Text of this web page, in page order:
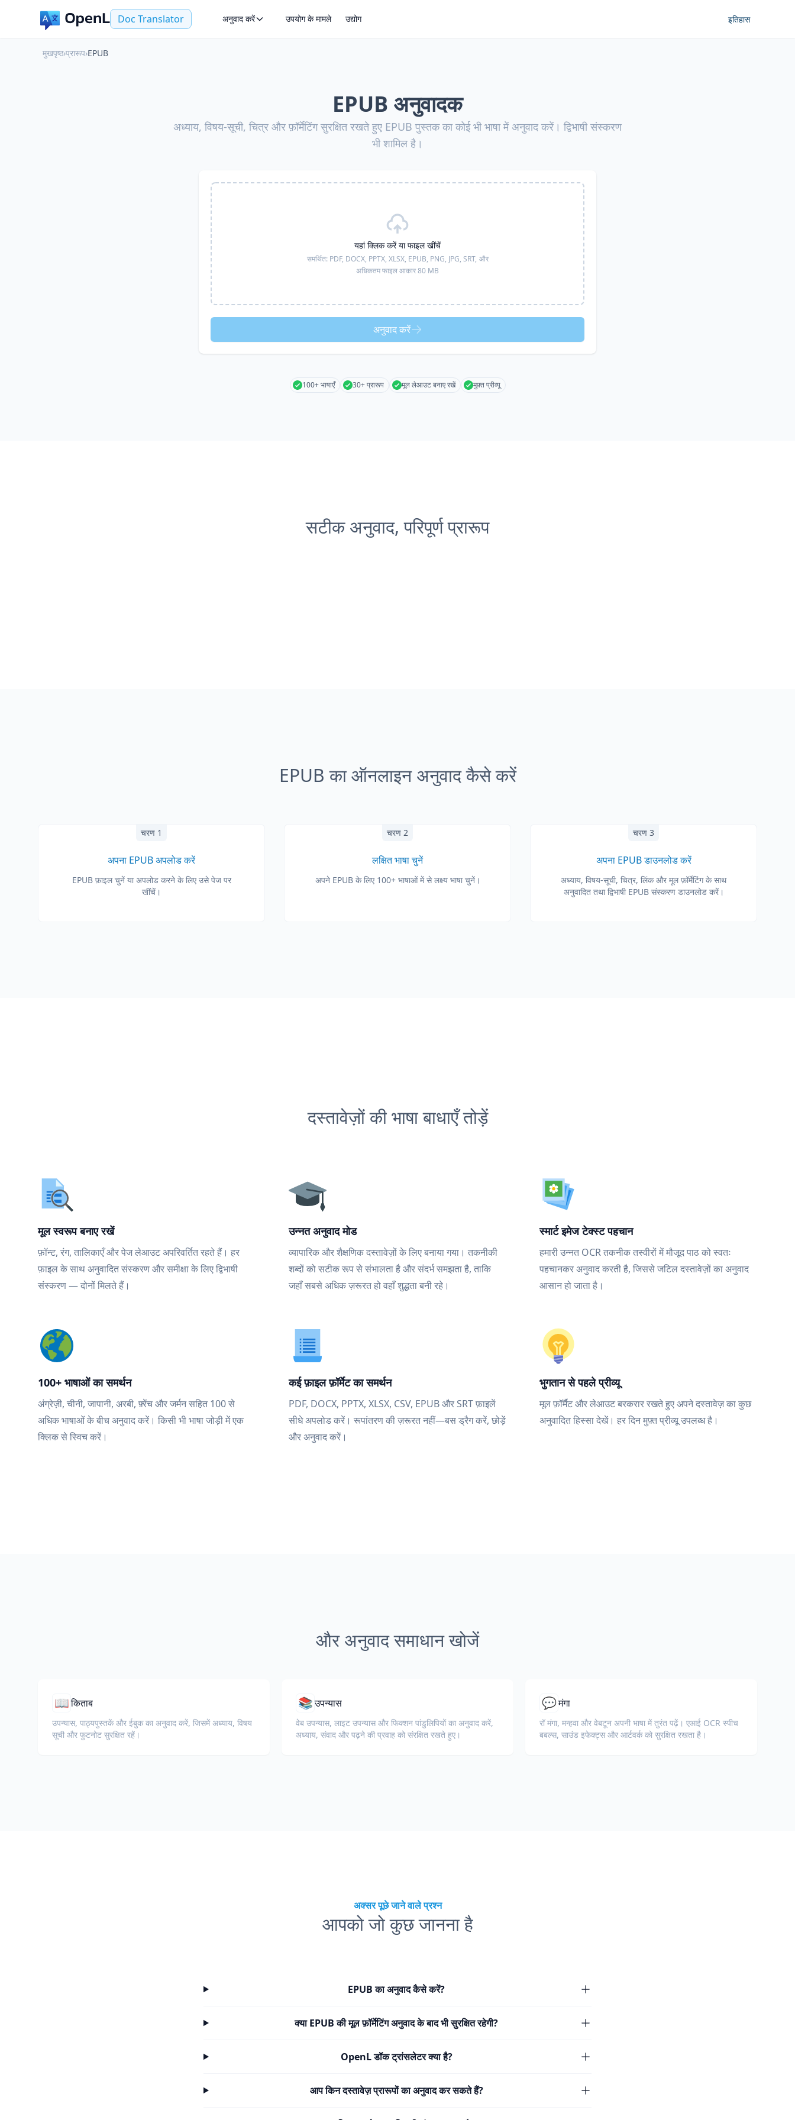
Doc Translator अनुवाद करें उपयोग के मामले उद्योग इतिहास
मुखपृष्ठ›प्रारूप›EPUB
EPUB अनुवादक
अध्याय, विषय-सूची, चित्र और फ़ॉर्मेटिंग सुरक्षित रखते हुए EPUB पुस्तक का कोई भी भाषा में अनुवाद करें। द्विभाषी संस्करण
भी शामिल है।
यहां क्लिक करें या फाइल खींचें
समर्थित: PDF, DOCX, PPTX, XLSX, EPUB, PNG, JPG, SRT, और
अधिकतम फाइल आकार 80 MB
अनुवाद करें
100+ भाषाएँ 30+ प्रारूप मूल लेआउट बनाए रखें मुफ़्त प्रीव्यू
सटीक अनुवाद, परिपूर्ण प्रारूप
EPUB का ऑनलाइन अनुवाद कैसे करें
चरण 1
अपना EPUB अपलोड करें
EPUB फ़ाइल चुनें या अपलोड करने के लिए उसे पेज पर
खींचें।
चरण 2
लक्षित भाषा चुनें
अपने EPUB के लिए 100+ भाषाओं में से लक्ष्य भाषा चुनें।
चरण 3
अपना EPUB डाउनलोड करें
अध्याय, विषय-सूची, चित्र, लिंक और मूल फ़ॉर्मेटिंग के साथ
अनुवादित तथा द्विभाषी EPUB संस्करण डाउनलोड करें।
दस्तावेज़ों की भाषा बाधाएँ तोड़ें
मूल स्वरूप बनाए रखें
फ़ॉन्ट, रंग, तालिकाएँ और पेज लेआउट अपरिवर्तित रहते हैं। हर
फ़ाइल के साथ अनुवादित संस्करण और समीक्षा के लिए द्विभाषी
संस्करण — दोनों मिलते हैं।
उन्नत अनुवाद मोड
व्यापारिक और शैक्षणिक दस्तावेज़ों के लिए बनाया गया। तकनीकी
शब्दों को सटीक रूप से संभालता है और संदर्भ समझता है, ताकि
जहाँ सबसे अधिक ज़रूरत हो वहाँ शुद्धता बनी रहे।
स्मार्ट इमेज टेक्स्ट पहचान
हमारी उन्नत OCR तकनीक तस्वीरों में मौजूद पाठ को स्वतः
पहचानकर अनुवाद करती है, जिससे जटिल दस्तावेज़ों का अनुवाद
आसान हो जाता है।
100+ भाषाओं का समर्थन
अंग्रेज़ी, चीनी, जापानी, अरबी, फ़्रेंच और जर्मन सहित 100 से
अधिक भाषाओं के बीच अनुवाद करें। किसी भी भाषा जोड़ी में एक
क्लिक से स्विच करें।
कई फ़ाइल फ़ॉर्मेट का समर्थन
PDF, DOCX, PPTX, XLSX, CSV, EPUB और SRT फ़ाइलें
सीधे अपलोड करें। रूपांतरण की ज़रूरत नहीं—बस ड्रैग करें, छोड़ें
और अनुवाद करें।
भुगतान से पहले प्रीव्यू
मूल फ़ॉर्मैट और लेआउट बरकरार रखते हुए अपने दस्तावेज़ का कुछ
अनुवादित हिस्सा देखें। हर दिन मुफ़्त प्रीव्यू उपलब्ध है।
और अनुवाद समाधान खोजें
📖किताब
उपन्यास, पाठ्यपुस्तकें और ईबुक का अनुवाद करें, जिसमें अध्याय, विषय
सूची और फुटनोट सुरक्षित रहें।
📚उपन्यास
वेब उपन्यास, लाइट उपन्यास और फिक्शन पांडुलिपियों का अनुवाद करें,
अध्याय, संवाद और पढ़ने की प्रवाह को संरक्षित रखते हुए।
💬मंगा
रॉ मंगा, मन्हवा और वेबटून अपनी भाषा में तुरंत पढ़ें। एआई OCR स्पीच
बबल्स, साउंड इफेक्ट्स और आर्टवर्क को सुरक्षित रखता है।
अक्सर पूछे जाने वाले प्रश्न
आपको जो कुछ जानना है
EPUB का अनुवाद कैसे करें?
क्या EPUB की मूल फ़ॉर्मेटिंग अनुवाद के बाद भी सुरक्षित रहेगी?
OpenL डॉक ट्रांसलेटर क्या है?
आप किन दस्तावेज़ प्रारूपों का अनुवाद कर सकते हैं?